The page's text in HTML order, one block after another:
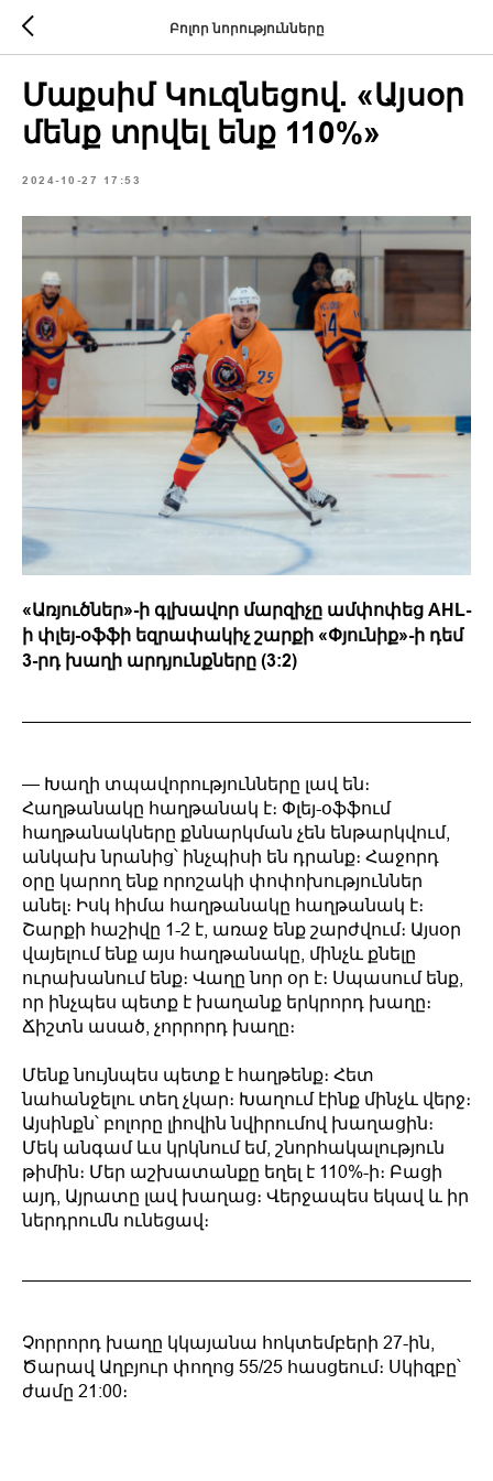
Բոլոր նորությունները
Մաքսիմ Կուզնեցով. «Այսօր
մենք տրվել ենք 110%»
2024-10-27 17:53
«Առյուծներ»-ի գլխավոր մարզիչը ամփոփեց AHL-
ի փլեյ-օֆֆի եզրափակիչ շարքի «Փյունիք»-ի դեմ
3-րդ խաղի արդյունքները (3:2)
— Խաղի տպավորությունները լավ են։
Հաղթանակը հաղթանակ է։ Փլեյ-օֆֆում
հաղթանակները քննարկման չեն ենթարկվում,
անկախ նրանից՝ ինչպիսի են դրանք։ Հաջորդ
օրը կարող ենք որոշակի փոփոխություններ
անել։ Իսկ հիմա հաղթանակը հաղթանակ է։
Շարքի հաշիվը 1-2 է, առաջ ենք շարժվում։ Այսօր
վայելում ենք այս հաղթանակը, մինչև քնելը
ուրախանում ենք։ Վաղը նոր օր է։ Սպասում ենք,
որ ինչպես պետք է խաղանք երկրորդ խաղը։
Ճիշտն ասած, չորրորդ խաղը։
Մենք նույնպես պետք է հաղթենք։ Հետ
նահանջելու տեղ չկար։ Խաղում էինք մինչև վերջ։
Այսինքն՝ բոլորը լիովին նվիրումով խաղացին։
Մեկ անգամ ևս կրկնում եմ, շնորհակալություն
թիմին։ Մեր աշխատանքը եղել է 110%-ի։ Բացի
այդ, Այրատը լավ խաղաց։ Վերջապես եկավ և իր
ներդրումն ունեցավ։
Չորրորդ խաղը կկայանա հոկտեմբերի 27-ին,
Ծարավ Աղբյուր փողոց 55/25 հասցեում։ Սկիզբը՝
ժամը 21:00։